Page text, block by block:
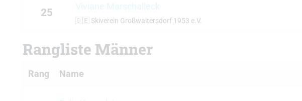
25
Viviane Marschalleck
🇩🇪 Skiverein Großwaltersdorf 1953 e.V.
Rangliste Männer
Rang Name